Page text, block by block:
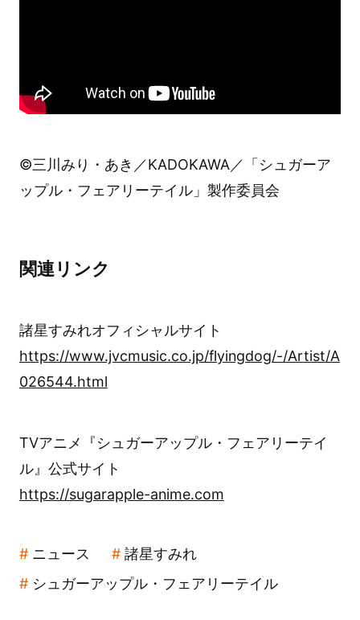
©三川みり・あき／KADOKAWA／「シュガーア
ップル・フェアリーテイル」製作委員会
関連リンク
諸星すみれオフィシャルサイト
https://www.jvcmusic.co.jp/flyingdog/-/Artist/A
026544.html
TVアニメ『シュガーアップル・フェアリーテイ
ル』公式サイト
https://sugarapple-anime.com
ニュース
諸星すみれ
シュガーアップル・フェアリーテイル